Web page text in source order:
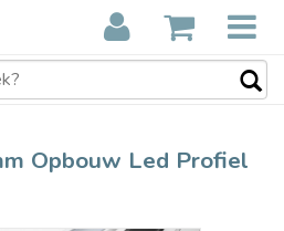
10mm Opbouw Led
Opbouw Led Profiel